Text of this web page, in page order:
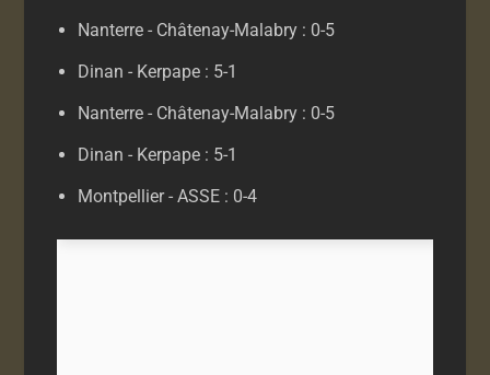
Nanterre - Châtenay-Malabry : 0-5
Dinan - Kerpape : 5-1
Nanterre - Châtenay-Malabry : 0-5
Dinan - Kerpape : 5-1
Montpellier - ASSE : 0-4